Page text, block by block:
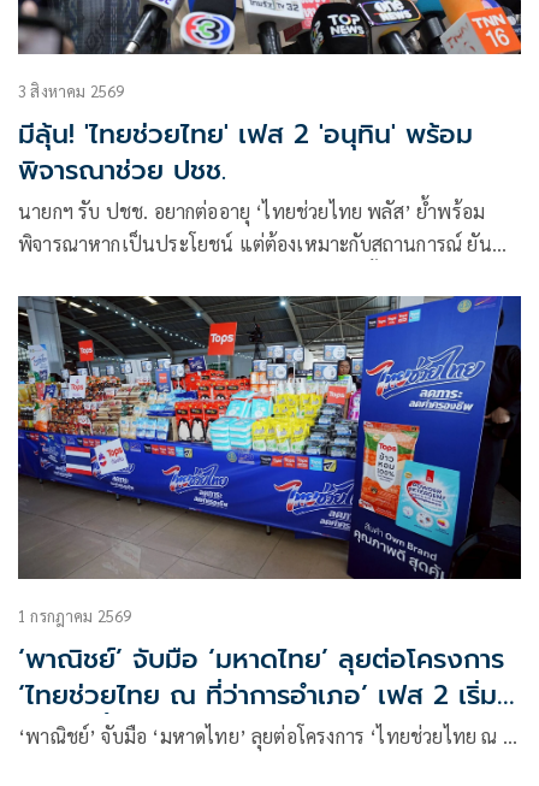
3 สิงหาคม 2569
มีลุ้น! 'ไทยช่วยไทย' เฟส 2 'อนุทิน' พร้อม
พิจารณาช่วย ปชช.
นายกฯ รับ ปชช. อยากต่ออายุ ‘ไทยช่วยไทย พลัส’ ย้ำพร้อม
พิจารณาหากเป็นประโยชน์ แต่ต้องเหมาะกับสถานการณ์ ยัน
มันเย็น’
1 กรกฎาคม 2569
‘พาณิชย์’ จับมือ ‘มหาดไทย’ ลุยต่อโครงการ
‘ไทยช่วยไทย ณ ที่ว่าการอำเภอ’ เฟส 2 เริ่ม
3 ก.ค. นี้
‘พาณิชย์’ จับมือ ‘มหาดไทย’ ลุยต่อโครงการ ‘ไทยช่วยไทย ณ …